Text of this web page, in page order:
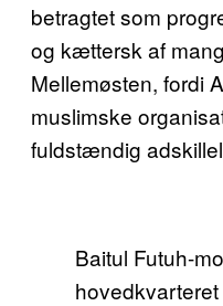
betragtet som
og kættersk af
Mellemøsten, fordi
muslimske
fuldstændig
Baitul Futuh-